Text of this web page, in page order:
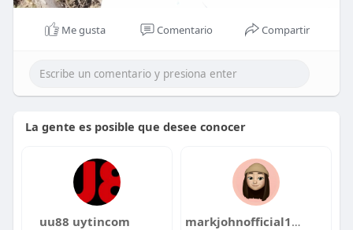
Me gusta Comentario Compartir
La gente es posible que desee conocer
uu88 uytincom markjohnofficial1980